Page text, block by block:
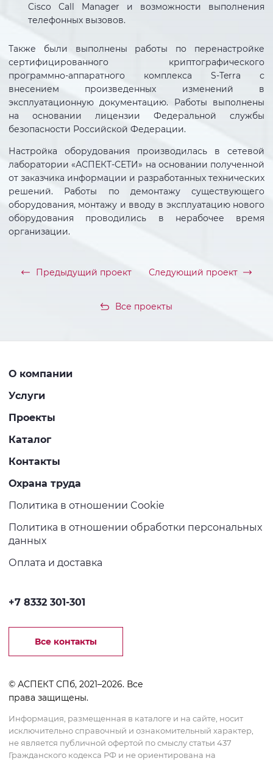
Cisco Call Manager и возможности выполнения
телефонных вызовов.
Также были выполнены работы по перенастройке
сертифицированного криптографического
программно-аппаратного комплекса S-Terra с
внесением произведенных изменений в
эксплуатационную документацию. Работы выполнены
на основании лицензии Федеральной службы
безопасности Российской Федерации.
Настройка оборудования производилась в сетевой
лаборатории «АСПЕКТ-СЕТИ» на основании полученной
от заказчика информации и разработанных технических
решений. Работы по демонтажу существующего
оборудования, монтажу и вводу в эксплуатацию нового
оборудования проводились в нерабочее время
организации.
Предыдущий проект
Все проекты
Следующий проект
О компании
Услуги
Проекты
Каталог
Контакты
Охрана труда
Политика в отношении Cookie
Политика в отношении обработки персональных
данных
Оплата и доставка
+7 8332 301-301
Все контакты
© АСПЕКТ СПб, 2021–2026. Все
права защищены.
Информация, размещенная в каталоге и на сайте, носит
исключительно справочный и ознакомительный характер,
не является публичной офертой по смыслу статьи 437
Гражданского кодекса РФ и не ориентирована на